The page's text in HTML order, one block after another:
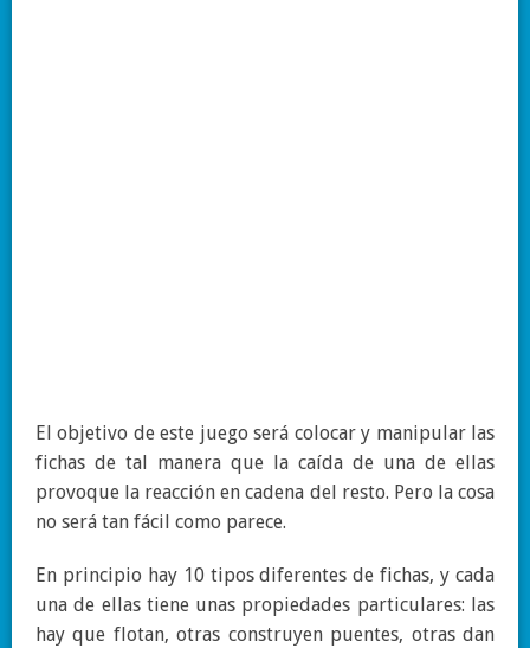
El objetivo de este juego será colocar y manipular las
fichas de tal manera que la caída de una de ellas
provoque la reacción en cadena del resto. Pero la cosa
no será tan fácil como parece.
En principio hay 10 tipos diferentes de fichas, y cada
una de ellas tiene unas propiedades particulares: las
hay que flotan, otras construyen puentes, otras dan